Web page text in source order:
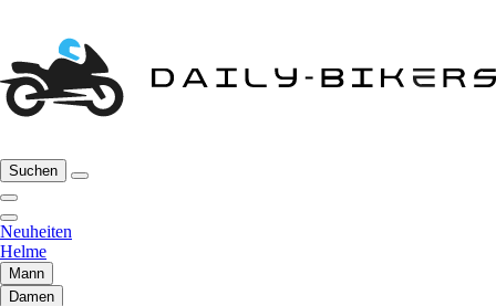
Suchen
Neuheiten
Helme
Mann
Damen